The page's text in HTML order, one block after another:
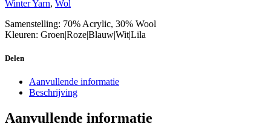
Winter Yarn, Wol
Samenstelling: 70% Acrylic, 30% Wool
Kleuren: Groen|Roze|Blauw|Wit|Lila
Delen
Aanvullende informatie
Beschrijving
Aanvullende informatie